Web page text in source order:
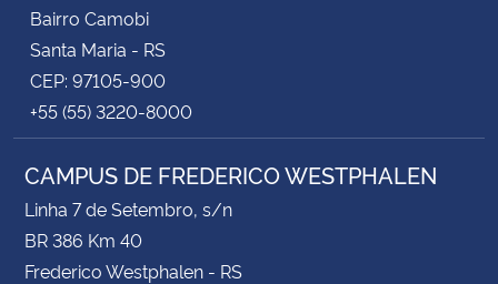
Bairro Camobi
Santa Maria - RS
CEP: 97105-900
+55 (55) 3220-8000
CAMPUS DE FREDERICO WESTPHALEN
Linha 7 de Setembro, s/n
BR 386 Km 40
Frederico Westphalen - RS